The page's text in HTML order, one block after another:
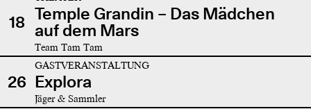
18 Temple Grandin – Das Mädchen
auf dem Mars
Team Tam Tam
26
GASTVERANSTALTUNG
Explora
Jäger & Sammler